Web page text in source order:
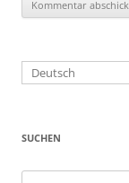
Deutsch
SUCHEN